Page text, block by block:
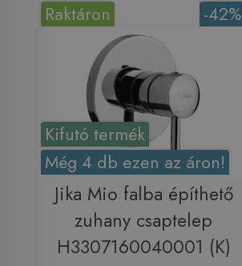
Kifutó termék
Még 4 db ezen az áron!
-42%
Raktáron
Jika Mio falba építhető
zuhany csaptelep
H3307160040001 (K)